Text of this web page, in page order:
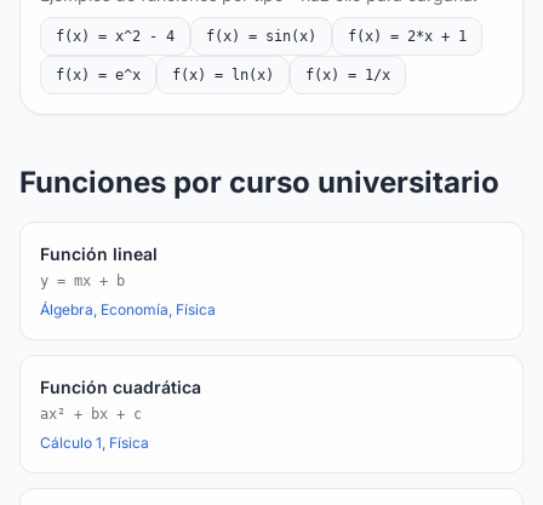
f(x) = x^2 - 4 f(x) = sin(x) f(x) = 2*x + 1
f(x) = e^x f(x) = ln(x) f(x) = 1/x
Funciones por curso universitario
Función lineal
y = mx + b
Álgebra, Economía, Física
Función cuadrática
ax² + bx + c
Cálculo 1, Física